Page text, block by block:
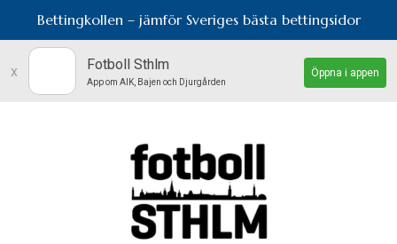
Bettingkollen – jämför Sveriges bästa bettingsidor
x Fotboll Sthlm
App om AIK, Bajen och Djurgården
Öppna i appen